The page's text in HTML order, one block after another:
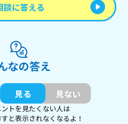
談に答える
なの答え
見る 見ない
トを見たくない人は
すと表示されなくなるよ！